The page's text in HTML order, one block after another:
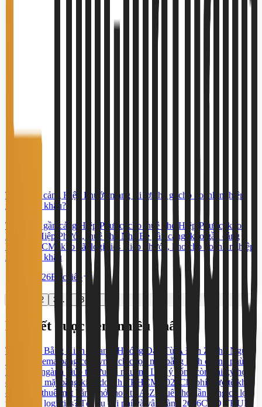
Thuê kho cảng Hiệp Phước mang lại lợi thế gì cho doanh nghiệp
xuất nhập khẩu?
Thuê kho gần cảng Hiệp Phước, cho thuê kho Hiệp Phước, kho
logistics Hiệp Phước, thuê kho Nhà Bè gần cảng, kho gần cảng
biển TPHCM, kho bãi logistics Hiệp Phước, kho cho doanh nghiệp
xuất nhập khẩu
24/3/2026Đọc tiếp
2 3 … 43
Bài viết được xem nhiều nhất
Thuê Mặt Bằng Kinh Doanh: Hướng Dẫn Từ A Đến Z Cho Người
Mới | Thuematbang.com.vn
Cách chọn mặt bằng kinh doanh phù
hợp từng ngành giúp tối ưu lợi nhuận 5 Lưu ý sống còn khi ký hợp
đồng thuê mặt bằng kinh doanh TP.HCM 2026
Chi phí thực tế khi
chọn cho thuê mặt bằng mở shop từ A-ZThuê kho gần cảng có lợi
thế gì cho logistics? Tối ưu chi phí và vận hành 2026CHO THUÊ